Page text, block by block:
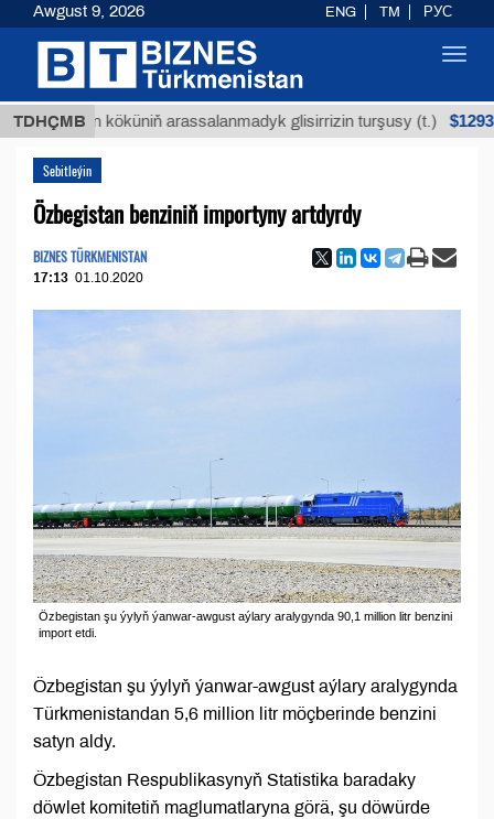
TDHÇMB
Buýan köküniň arassalanmadyk glisirrizin turşusy (t.) $12935,18
Sebitleýin
Özbegistan benziniň importyny artdyrdy
BIZNES TÜRKMENISTAN
17:13 01.10.2020
Özbegistan şu ýylyň ýanwar-awgust aýlary aralygynda 90,1 million litr benzini
import etdi.
Özbegistan şu ýylyň ýanwar-awgust aýlary aralygynda
Türkmenistandan 5,6 million litr möçberinde benzini
satyn aldy.
Özbegistan Respublikasynyň Statistika baradaky
döwlet komitetiň maglumatlaryna görä, şu döwürde
Awgust 9, 2026 ENG TM РУС